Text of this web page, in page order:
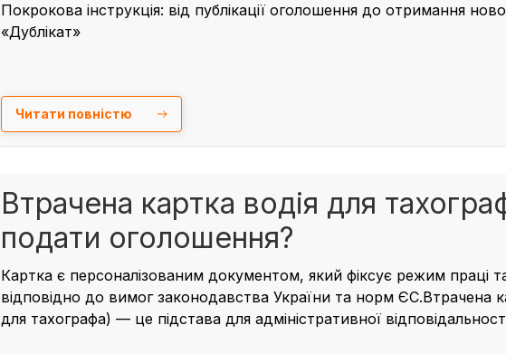
Покрокова інструкція: від публікації оголошення до отримання
«Дублікат»
Читати повністю
Втрачена картка водія для
подати оголошення?
Картка є персоналізованим документом, який фіксує режим праці
відповідно до вимог законодавства України та норм ЄС.Втрачена
для тахографа) — це підстава для адміністративної